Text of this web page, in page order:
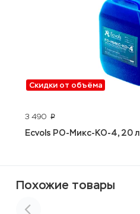
Скидки от объёма
3 490 p
Ecvols РО-Микс-КО-4, 20 л
Похожие товары